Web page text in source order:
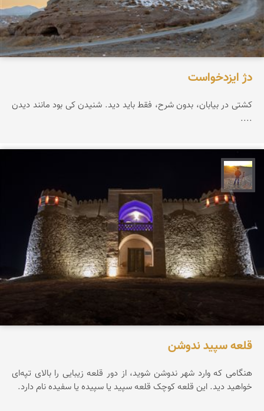
دژ ایزدخواست
کشتی در بیابان، بدون شرح، فقط باید دید. شنیدن کی بود مانند دیدن
....
قلعه سپید ندوشن
هنگامی که وارد شهر ندوشن شوید، از دور قلعه زیبایی را بالای تپه‌ای
خواهید دید. این قلعه کوچک قلعه سپید یا سپیده یا سفیده نام دارد.